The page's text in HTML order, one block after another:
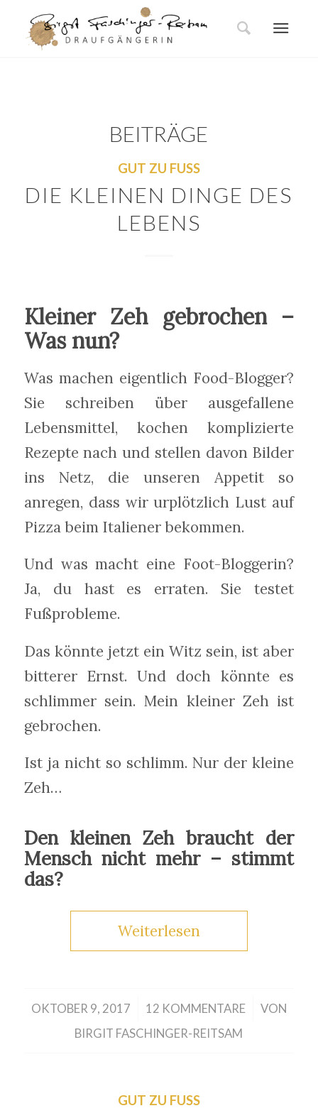
BEITRÄGE
GUT ZU FUSS
DIE KLEINEN DINGE DES
LEBENS
Kleiner Zeh gebrochen –
Was nun?
Was machen eigentlich Food-Blogger?
Sie schreiben über ausgefallene
Lebensmittel, kochen komplizierte
Rezepte nach und stellen davon Bilder
ins Netz, die unseren Appetit so
anregen, dass wir urplötzlich Lust auf
Pizza beim Italiener bekommen.
Und was macht eine Foot-Bloggerin?
Ja, du hast es erraten. Sie testet
Fußprobleme.
Das könnte jetzt ein Witz sein, ist aber
bitterer Ernst. Und doch könnte es
schlimmer sein. Mein kleiner Zeh ist
gebrochen.
Ist ja nicht so schlimm. Nur der kleine
Zeh…
Den kleinen Zeh braucht der
Mensch nicht mehr – stimmt
das?
Weiterlesen
OKTOBER 9, 2017
/ 12 KOMMENTARE
/
VON
BIRGIT FASCHINGER-REITSAM
GUT ZU FUSS